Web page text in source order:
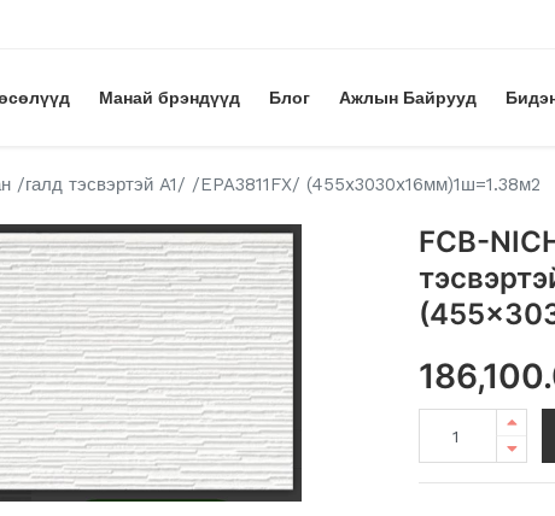
Манай брэндүүд Блог Ажлын Байрууд
/галд тэсвэртэй A1/ /EPA3811FX/ (455x3030x16мм)1ш=1.38м2
FCB-